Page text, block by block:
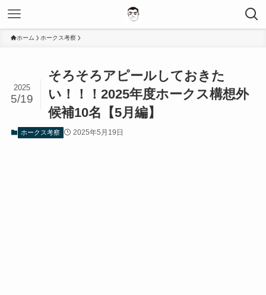
ホーム ホークス考察
そろそろアピールしておきた
い！！！2025年度ホークス構想外
候補10名【5月編】
2025
5/19
ホークス考察 2025年5月19日